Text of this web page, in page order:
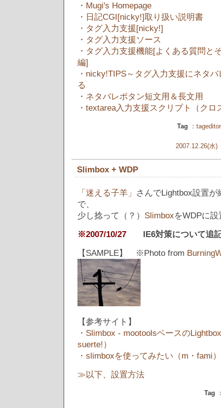
・Mugi's Homepage
・日記CGI[nicky!]取り扱い説明書
・タグ入力支援[nicky!]
・タグ入力支援ソース
・タグ入力支援機能[よくある質問と
編]
・nicky!TIPS～タグ入力支援にネタ
る
・ネタバレボタン短文用＆長文用
・textarea入力支援スクリプト（クロ
Tag ： tageditor
2007.12.26(水)
Slimbox + WDP
「迷える子羊」
さんでLightbox設置
で、
少し捻って（？） SlimboxをWDPに
※2007/10/27 IE6対策について追
【SAMPLE】 ※Photo from
【参考サイト】
・Slimbox - mootoolsベースの
suerte!）
・slimboxを使ってみたい（m・fami）
≫以下、設置方法
Tag